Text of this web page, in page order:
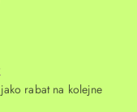
rabat na kolejne